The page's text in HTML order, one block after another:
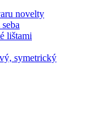
novelty
lištami
symetrický